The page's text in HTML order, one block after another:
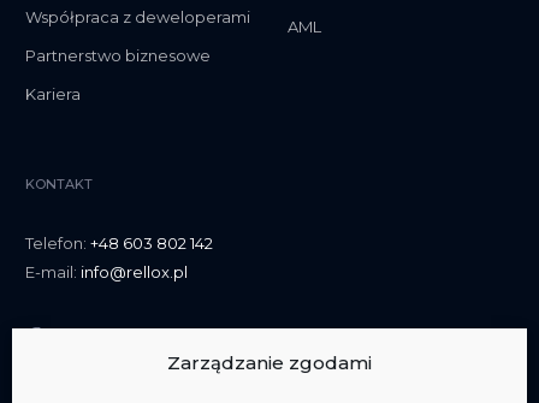
Zarządzanie zgodami
Współpraca z deweloperami
Partnerstwo biznesowe
Kariera
AML
KONTAKT
Telefon: +48 603 802 142
E-mail: info@rellox.pl